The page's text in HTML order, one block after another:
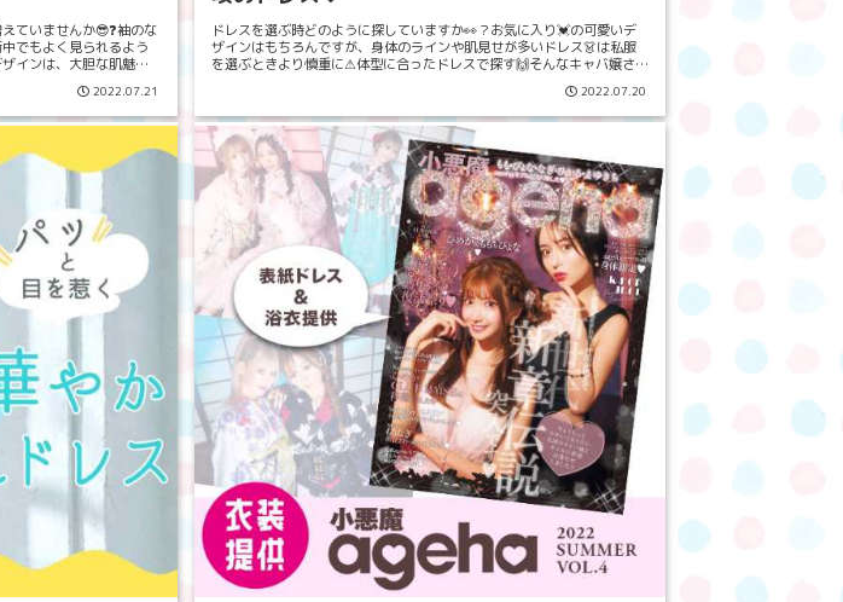
ていませんか😎❓袖のな
でもよく見られるよう
インは、大胆な肌魅せ
2022.07.21
ドレスを選ぶ時どのように探していますか👀？お気に入り💓の可愛いデ
ザインはもちろんですが、身体のラインや肌見せが多いドレス👗は私服
を選ぶときより慎重に⚠体型に合ったドレスで探す🙌そんなキャバ嬢さん
2022.07.20